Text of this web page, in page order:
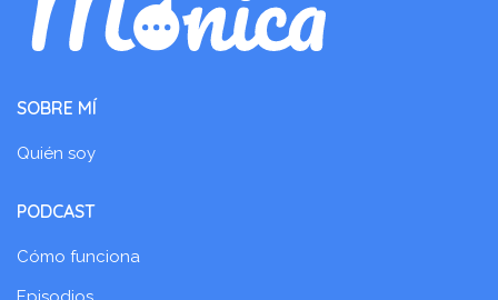
SOBRE MÍ
Quién soy
PODCAST
Cómo funciona